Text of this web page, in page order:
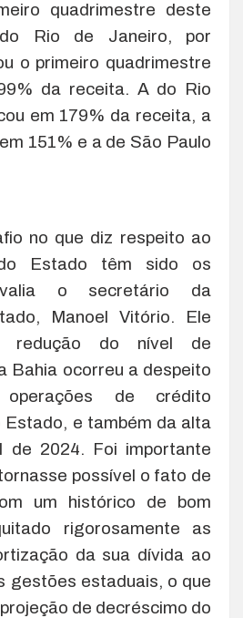
quadrimestre deste
Rio de Janeiro, por
o primeiro quadrimestre
da receita. A do Rio
em 179% da receita, a
151% e a de São Paulo
no que diz respeito ao
do Estado têm sido os
o secretário da
Manoel Vitório. Ele
redução do nível de
Bahia ocorreu a despeito
de crédito
e também da alta
de 2024. Foi importante
possível o fato de
um histórico de bom
rigorosamente as
da sua dívida ao
gestões estaduais, o que
de decréscimo do